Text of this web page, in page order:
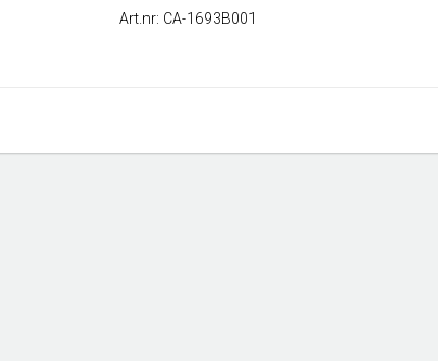
Art.nr: CA-1693B001